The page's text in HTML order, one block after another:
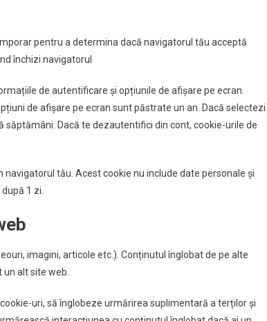
pentru a determina dacă navigatorul tău acceptă
închizi navigatorul.
de autentificare și opțiunile de afișare pe ecran.
de afișare pe ecran sunt păstrate un an. Dacă selectezi
Dacă te dezautentifici din cont, cookie-urile de
tău. Acest cookie nu include date personale și
1 zi.
imagini, articole etc.). Conținutul înglobat de pe alte
alt site web.
uri, să înglobeze urmărirea suplimentară a terților și